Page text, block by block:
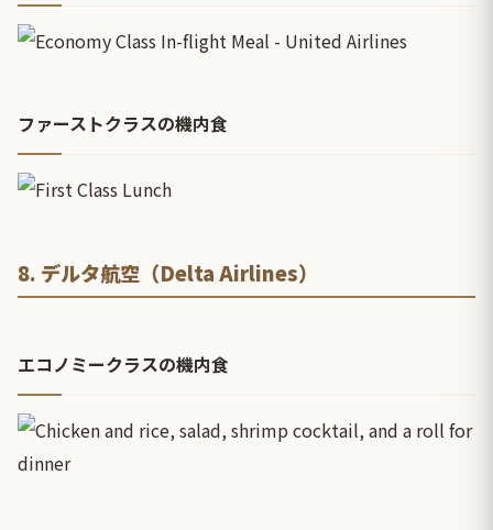
ファーストクラスの機内食
8. デルタ航空（Delta Airlines）
エコノミークラスの機内食